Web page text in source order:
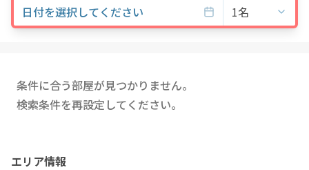
日付を選択してください 1名
条件に合う部屋が見つかりません。
検索条件を再設定してください。
エリア情報